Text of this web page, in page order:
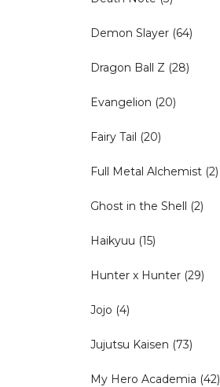
Demon Slayer (64)
Dragon Ball Z (28)
Evangelion (20)
Fairy Tail (20)
Full Metal Alchemist (2)
Ghost in the Shell (2)
Haikyuu (15)
Hunter x Hunter (29)
Jojo (4)
Jujutsu Kaisen (73)
My Hero Academia (42)